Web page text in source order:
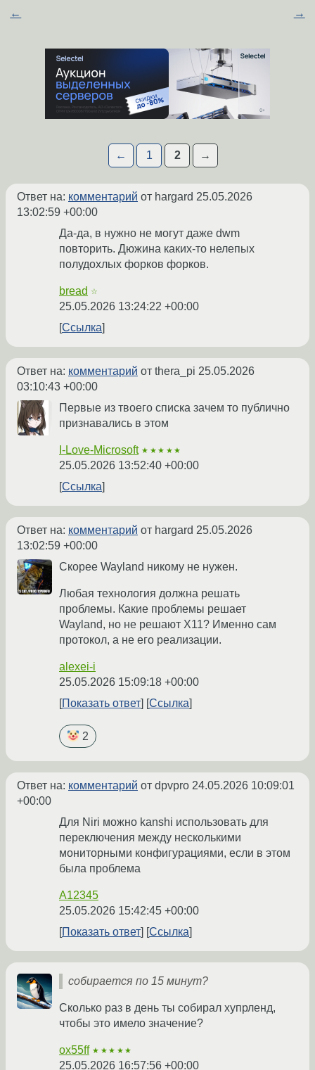
← →
← 1 2 →
Ответ на: комментарий от hargard 25.05.2026
13:02:59 +00:00
Да-да, в нужно не могут даже dwm
повторить. Дюжина каких-то нелепых
полудохлых форков форков.
bread ☆
25.05.2026 13:24:22 +00:00
Ссылка
Ответ на: комментарий от thera_pi 25.05.2026
03:10:43 +00:00
Первые из твоего списка зачем то публично
признавались в этом
I-Love-Microsoft ★★★★★
25.05.2026 13:52:40 +00:00
Ссылка
Ответ на: комментарий от hargard 25.05.2026
13:02:59 +00:00
Скорее Wayland никому не нужен.
Любая технология должна решать
проблемы. Какие проблемы решает
Wayland, но не решают X11? Именно сам
протокол, а не его реализации.
alexei-i
25.05.2026 15:09:18 +00:00
Показать ответ
Ссылка
2
Ответ на: комментарий от dpvpro 24.05.2026 10:09:01
+00:00
Для Niri можно kanshi использовать для
переключения между несколькими
мониторными конфигурациями, если в этом
была проблема
A12345
25.05.2026 15:42:45 +00:00
Показать ответ
Ссылка
собирается по 15 минут?
Сколько раз в день ты собирал хупрленд,
чтобы это имело значение?
ox55ff ★★★★★
25.05.2026 16:57:56 +00:00